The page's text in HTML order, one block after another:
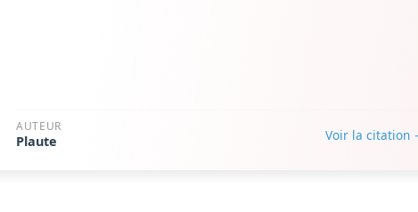
AUTEUR
Plaute Voir la citation